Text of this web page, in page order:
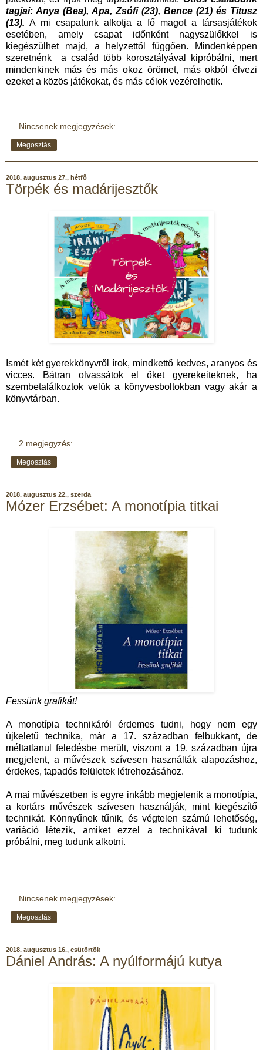
tagjai: Anya (Bea), Apa, Zsófi (23), Bence (21) és Titusz
(13). A mi csapatunk alkotja a fő magot a társasjátékok
esetében, amely csapat időnként nagyszülőkkel is
kiegészülhet majd, a helyzettől függően. Mindenképpen
szeretnénk a család több korosztályával kipróbálni, mert
mindenkinek más és más okoz örömet, más okból élvezi
ezeket a közös játékokat, és más célok vezérelhetik.
Nincsenek megjegyzések:
Megosztás
2018. augusztus 27., hétfő
Törpék és madárijesztők
Ismét két gyerekkönyvről írok, mindkettő kedves, aranyos és
vicces. Bátran olvassátok el őket gyerekeiteknek, ha
szembetalálkoztok velük a könyvesboltokban vagy akár a
könyvtárban.
2 megjegyzés:
Megosztás
2018. augusztus 22., szerda
Mózer Erzsébet: A monotípia titkai
Fessünk grafikát!
A monotípia technikáról érdemes tudni, hogy nem egy
újkeletű technika, már a 17. században felbukkant, de
méltatlanul feledésbe merült, viszont a 19. században újra
megjelent, a művészek szívesen használták alapozáshoz,
érdekes, tapadós felületek létrehozásához.
A mai művészetben is egyre inkább megjelenik a monotípia,
a kortárs művészek szívesen használják, mint kiegészítő
technikát. Könnyűnek tűnik, és végtelen számú lehetőség,
variáció létezik, amiket ezzel a technikával ki tudunk
próbálni, meg tudunk alkotni.
Nincsenek megjegyzések:
Megosztás
2018. augusztus 16., csütörtök
Dániel András: A nyúlformájú kutya